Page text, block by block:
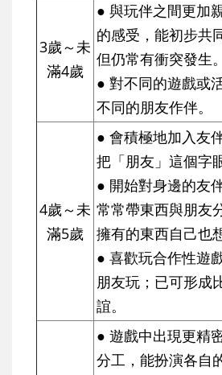
3歲～未
滿4歲
● 與玩伴之間更加
的感受，能初步共
但仍常有衝突發生。
● 對不同的遊戲或
不同的朋友作伴。
4歲～未
滿5歲
● 會積極地加入友
把「朋友」這個字
● 開始對身邊的友
常常帶東西與朋友
擁有的東西自己也
● 喜歡玩合作性遊
朋友玩；已可形成
誼。
● 遊戲中出現更精
分工，能扮演各自